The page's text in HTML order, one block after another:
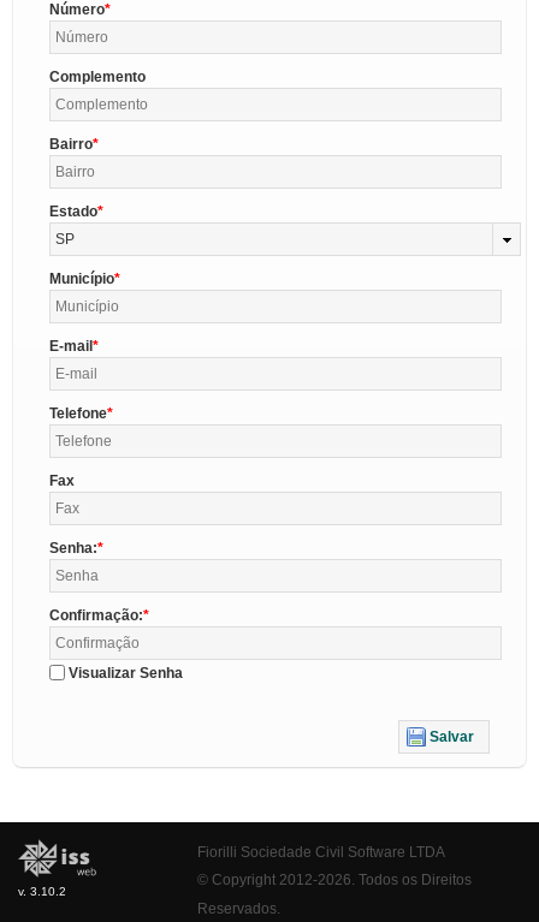
Número
Complemento
Bairro
Estado
SP
Município
E-mail
Telefone
Fax
Senha:
Confirmação:
Visualizar Senha
Salvar
v. 3.10.2
Fiorilli Sociedade Civil Software LTDA
© Copyright 2012-2026. Todos os Direitos
Reservados.